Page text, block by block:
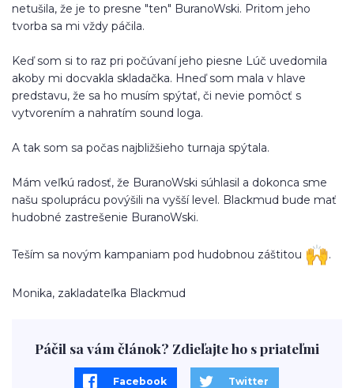
netušila, že je to presne "ten" BuranoWski. Pritom jeho
tvorba sa mi vždy páčila.
Keď som si to raz pri počúvaní jeho piesne Lúč uvedomila
akoby mi docvakla skladačka. Hneď som mala v hlave
predstavu, že sa ho musím spýtať, či nevie pomôcť s
vytvorením a nahratím sound loga.
A tak som sa počas najbližšieho turnaja spýtala.
Mám veľkú radosť, že BuranoWski súhlasil a dokonca sme
našu spoluprácu povýšili na vyšší level. Blackmud bude mať
hudobné zastrešenie BuranoWski.
Teším sa novým kampaniam pod hudobnou záštitou .
Monika, zakladateľka Blackmud
Páčil sa vám článok? Zdieľajte ho s priateľmi
Facebook Twitter